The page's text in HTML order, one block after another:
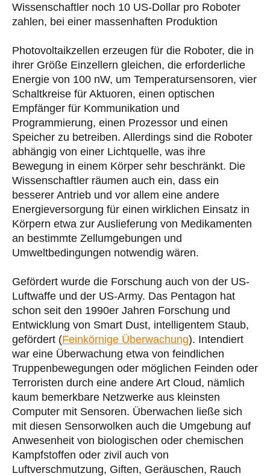
Wissenschaftler noch 10 US-Dollar pro Roboter
zahlen, bei einer massenhaften Produktion
Photovoltaikzellen erzeugen für die Roboter, die in
ihrer Größe Einzellern gleichen, die erforderliche
Energie von 100 nW, um Temperatursensoren, vier
Schaltkreise für Aktuoren, einen optischen
Empfänger für Kommunikation und
Programmierung, einen Prozessor und einen
Speicher zu betreiben. Allerdings sind die Roboter
abhängig von einer Lichtquelle, was ihre
Bewegung in einem Körper sehr beschränkt. Die
Wissenschaftler räumen auch ein, dass ein
besserer Antrieb und vor allem eine andere
Energieversorgung für einen wirklichen Einsatz in
Körpern etwa zur Auslieferung von Medikamenten
an bestimmte Zellumgebungen und
Umweltbedingungen notwendig wären.
Gefördert wurde die Forschung auch von der US-
Luftwaffe und der US-Army. Das Pentagon hat
schon seit den 1990er Jahren Forschung und
Entwicklung von Smart Dust, intelligentem Staub,
gefördert (Feinkörnige Überwachung). Intendiert
war eine Überwachung etwa von feindlichen
Truppenbewegungen oder möglichen Feinden oder
Terroristen durch eine andere Art Cloud, nämlich
kaum bemerkbare Netzwerke aus kleinsten
Computer mit Sensoren. Überwachen ließe sich
mit diesen Sensorwolken auch die Umgebung auf
Anwesenheit von biologischen oder chemischen
Kampfstoffen oder zivil auch von
Luftverschmutzung, Giften, Geräuschen, Rauch